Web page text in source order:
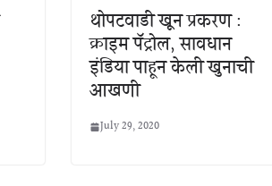
थोपटवाडी खून प्रकरण :
क्राइम पॅट्रोल, सावधान
इंडिया पाहून केली खुनाची
आखणी
July 29, 2020